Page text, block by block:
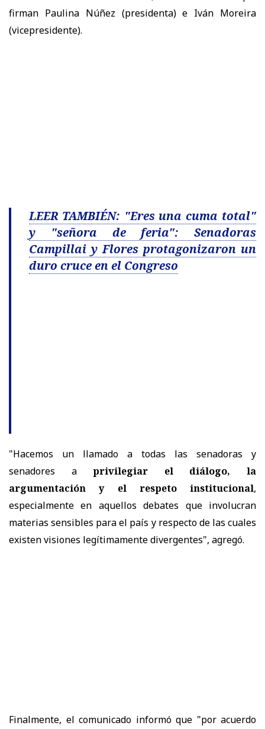
firman Paulina Núñez (presidenta) e Iván Moreira
(vicepresidente).
LEER TAMBIÉN: "Eres una cuma total"
y "señora de feria": Senadoras
Campillai y Flores protagonizaron un
duro cruce en el Congreso
"Hacemos un llamado a todas las senadoras y
senadores aprivilegiar el diálogo, la
argumentación y el respeto institucional,
especialmente en aquellos debates que involucran
materias sensibles para el país y respecto de las cuales
existen visiones legítimamente divergentes", agregó.
Finalmente, el comunicado informó que "por acuerdo